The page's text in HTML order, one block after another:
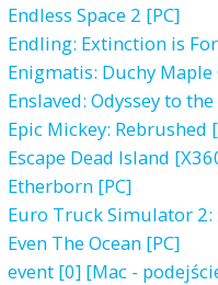
Endless Space 2 [PC]
Endling: Extinction is
Enigmatis: Duchy Maple
Enslaved: Odyssey to
Epic Mickey: Rebrushed
Escape Dead Island
Etherborn [PC]
Euro Truck Simulator 2:
Even The Ocean [PC]
event [0] [Mac -